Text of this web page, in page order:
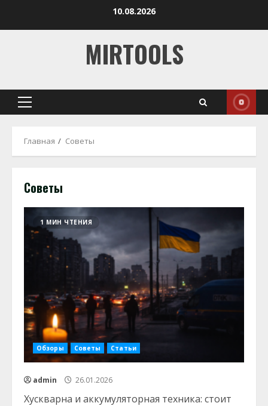
10.08.2026
MIRTOOLS
Основное
Главная Советы
Советы
1 МИН ЧТЕНИЯ
Обзоры Советы Статьи
admin 26.01.2026
Хускварна и аккумуляторная техника: стоит